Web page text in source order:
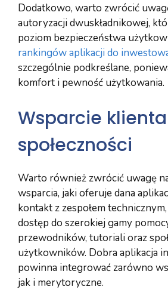
Dodatkowo, warto zwrócić
autoryzacji dwuskładnikowej,
poziom bezpieczeństwa
rankingów aplikacji do
szczególnie podkreślane,
komfort i pewność użytkowania.
Wsparcie
społeczności
Warto również zwrócić uwagę
wsparcia, jaki oferuje dana
kontakt z zespołem
dostęp do szerokiej gamy
przewodników, tutoriali oraz
użytkowników. Dobra aplikacja
powinna integrować zarówno
jak i merytoryczne.